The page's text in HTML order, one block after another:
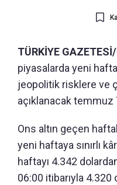
TÜRKİYE
piyasalarda yeni
jeopolitik risklere ve
açıklanacak
Ons altın geçen
yeni haftaya sınırlı
haftayı 4.342
06:00 itibarıyla 4.320